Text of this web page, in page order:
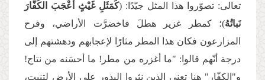
تعالى: تصوّروا هذا المثل جيّدًا: (كَمَثَلِ غَيْثٍ أَعْجَبَ الكُفَّارَ
نَباتُهُ)؛ كمطر غزير هطلَ فاخضرَّت الأراضي، وفرح
المزارعون فكان هذا المطر مثارًا لإعجابهم ودهشتهم إلى
درجة أنّهم قالوا: "ما أغزره من مطر! ما أحسَنه من نتاج!
و"الكفّار" هنا تعني الذين نثروا البذور على الأرض لتنبت،